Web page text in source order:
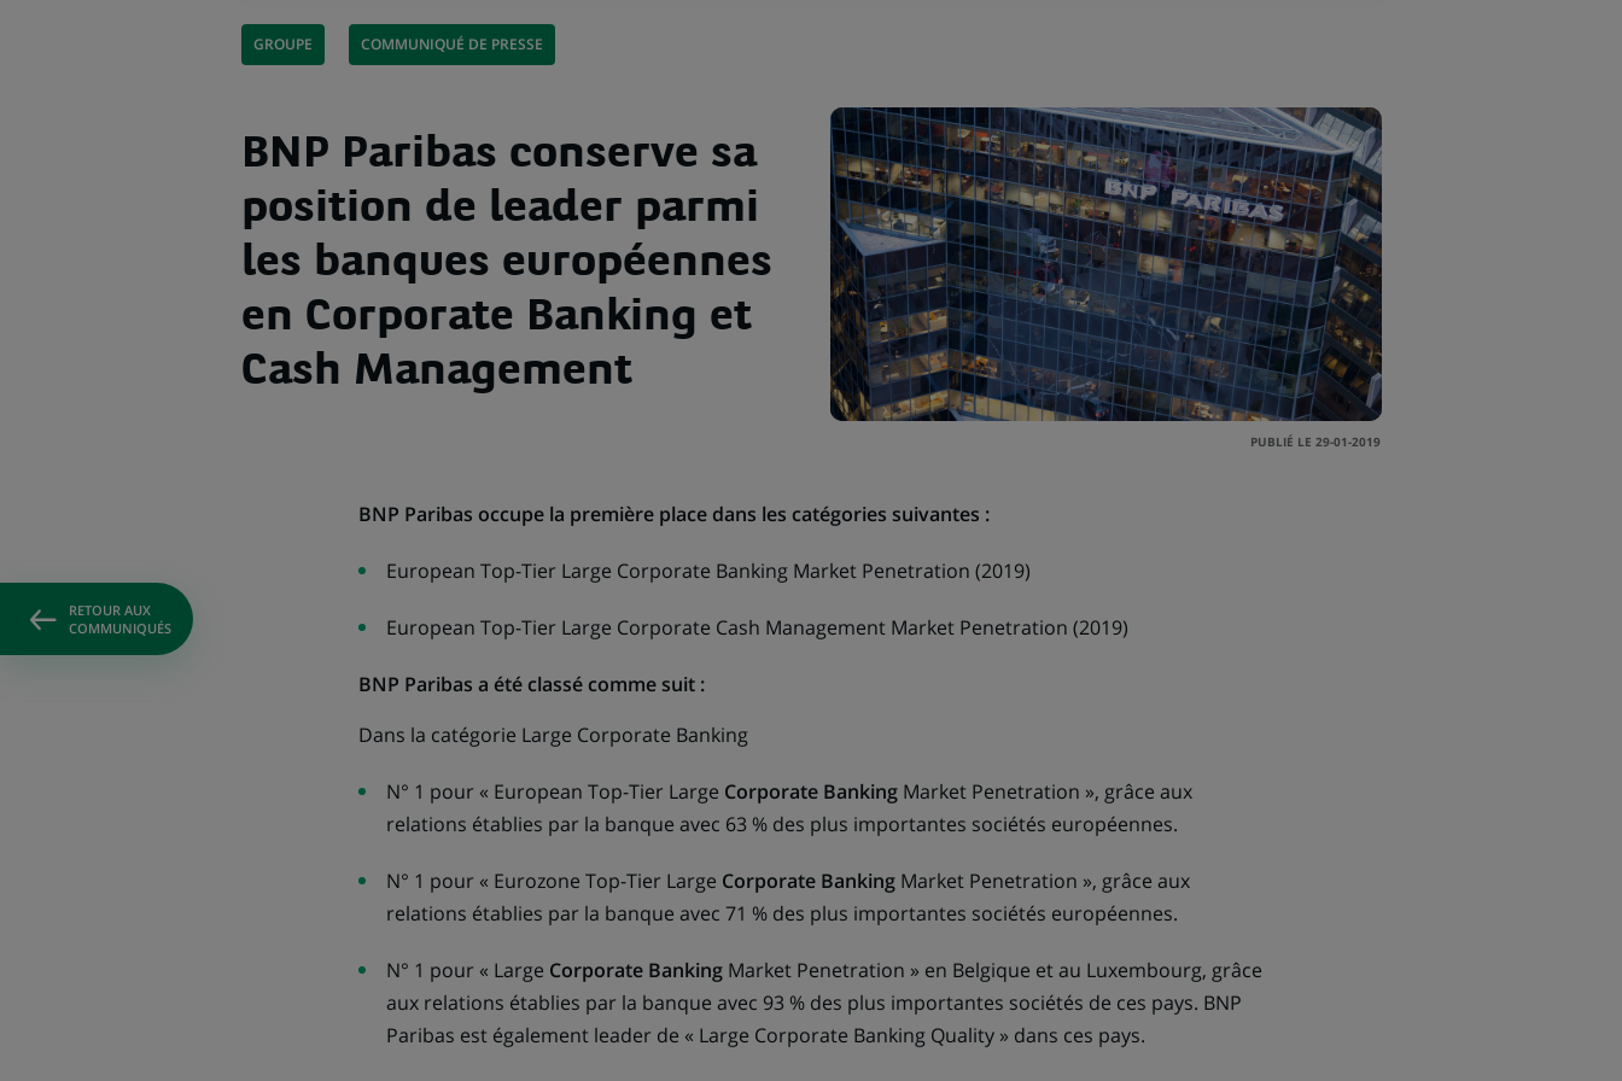
GROUPE COMMUNIQUÉ DE PRESSE
BNP Paribas conserve sa
position de leader parmi
les banques européennes
en Corporate Banking et
Cash Management
PUBLIÉ LE 29-01-2019
RETOUR AUX
COMMUNIQUÉS
BNP Paribas occupe la première place dans les catégories suivantes :
European Top-Tier Large Corporate Banking Market Penetration (2019)
European Top-Tier Large Corporate Cash Management Market Penetration (2019)
BNP Paribas a été classé comme suit :
Dans la catégorie Large Corporate Banking
N° 1 pour « European Top-Tier Large Corporate Banking Market Penetration », grâce aux
relations établies par la banque avec 63 % des plus importantes sociétés européennes.
N° 1 pour « Eurozone Top-Tier Large Corporate Banking Market Penetration », grâce aux
relations établies par la banque avec 71 % des plus importantes sociétés européennes.
N° 1 pour « Large Corporate Banking Market Penetration » en Belgique et au Luxembourg, grâce
aux relations établies par la banque avec 93 % des plus importantes sociétés de ces pays. BNP
Paribas est également leader de « Large Corporate Banking Quality » dans ces pays.